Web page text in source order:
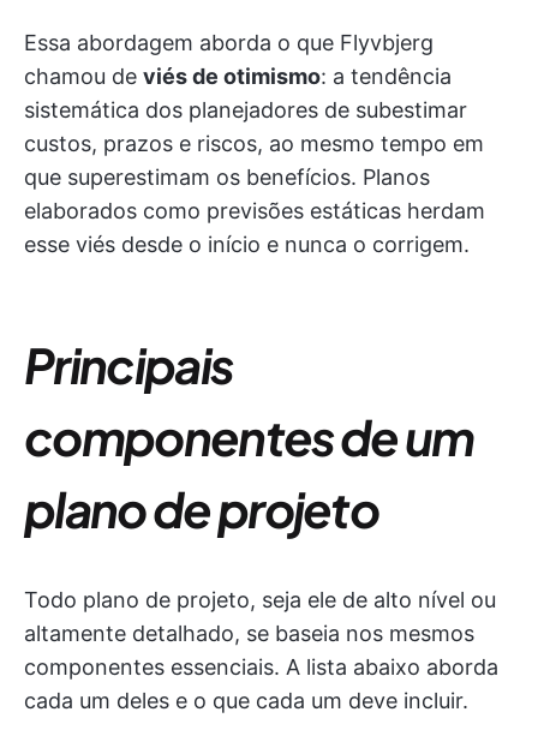
Essa abordagem aborda o que Flyvbjerg
chamou de viés de otimismo: a tendência
sistemática dos planejadores de subestimar
custos, prazos e riscos, ao mesmo tempo em
que superestimam os benefícios. Planos
elaborados como previsões estáticas herdam
esse viés desde o início e nunca o corrigem.
Principais
componentes de um
plano de projeto
Todo plano de projeto, seja ele de alto nível ou
altamente detalhado, se baseia nos mesmos
componentes essenciais. A lista abaixo aborda
cada um deles e o que cada um deve incluir.